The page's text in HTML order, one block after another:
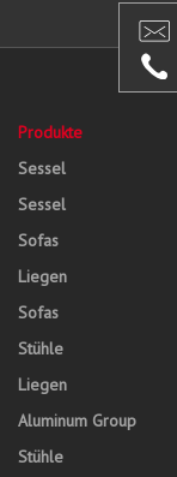
Produkte
Sessel
Sessel
Sofas
Liegen
Sofas
Stühle
Liegen
Aluminum Group
Stühle